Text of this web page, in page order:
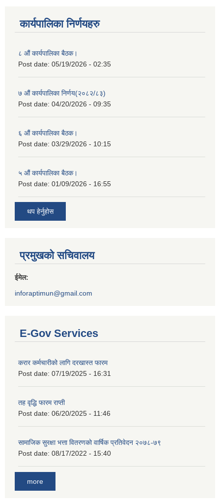
कार्यपालिका निर्णयहरु
८ औं कार्यपालिका बैठक।
Post date: 05/19/2026 - 02:35
७ औं कार्यपालिका निर्णय(२०८२/८३)
Post date: 04/20/2026 - 09:35
६ औं कार्यपालिका बैठक।
Post date: 03/29/2026 - 10:15
५ औं कार्यपालिका बैठक।
Post date: 01/09/2026 - 16:55
थप हेर्नुहोस
प्रमुखको सचिवालय
ईमेल:
inforaptimun@gmail.com
E-Gov Services
करार कर्मचारीको लागि दरखास्त फारम
Post date: 07/19/2025 - 16:31
तह वृद्धि फारम राप्ती
Post date: 06/20/2025 - 11:46
सामाजिक सुरक्षा भत्ता वितरणको वार्षिक प्रतिवेदन २०७८-७९
Post date: 08/17/2022 - 15:40
more